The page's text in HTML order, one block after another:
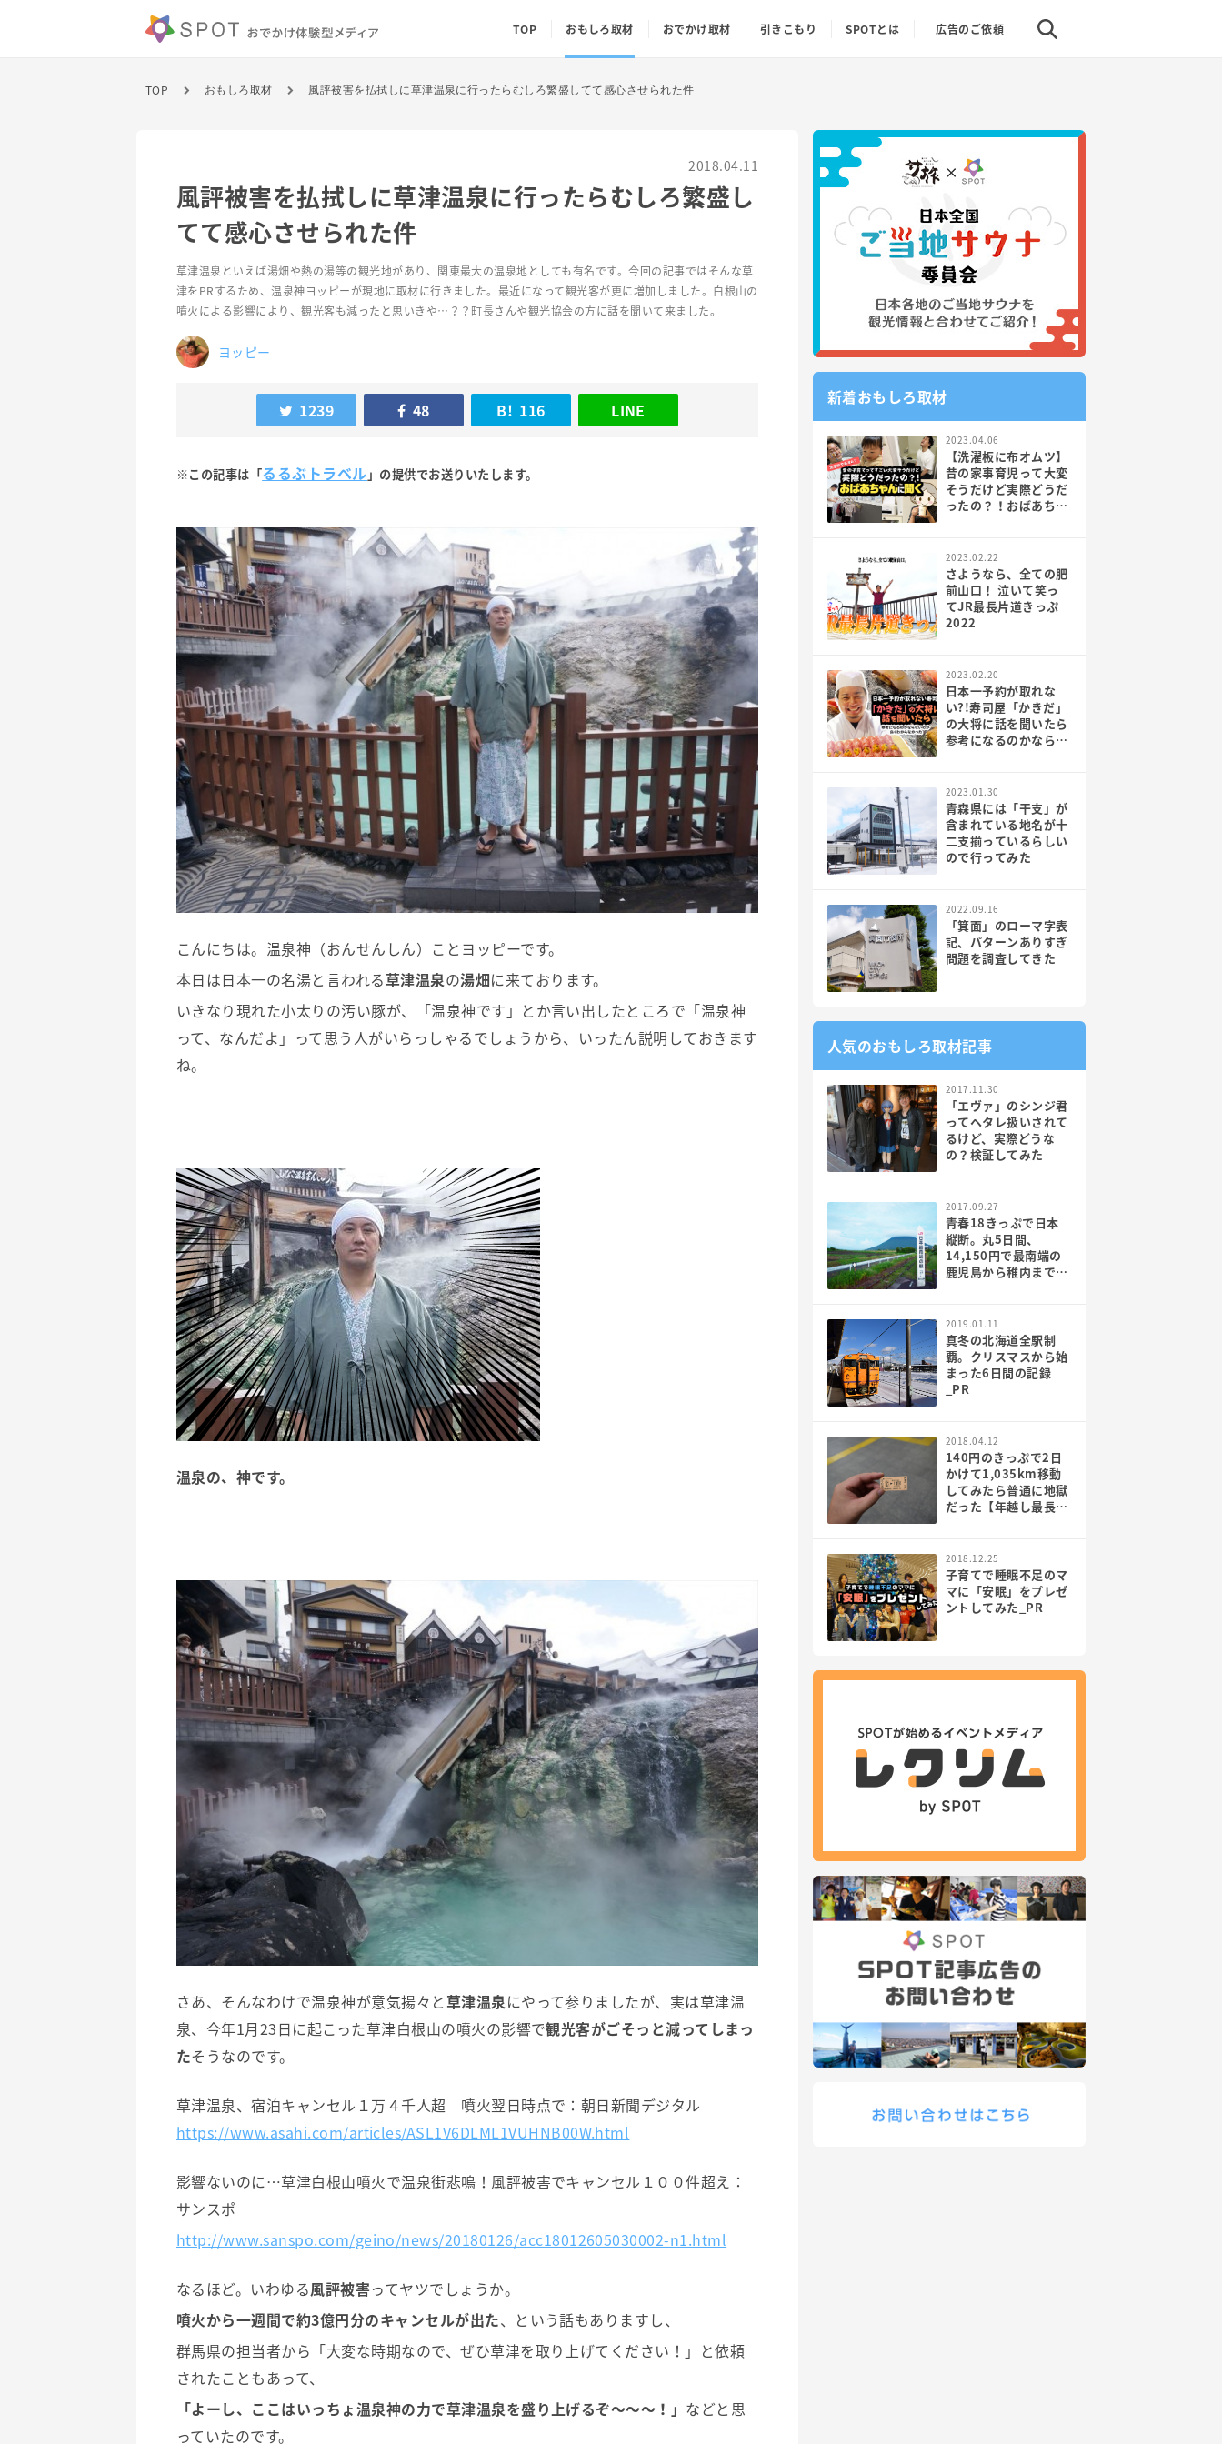
TOP おもしろ取材 おでかけ取材 引きこもり SPOTとは 広告のご依頼
TOP おもしろ取材 風評被害を払拭しに草津温泉に行ったらむしろ繁盛してて感心させられた件
2018.04.11
風評被害を払拭しに草津温泉に行ったらむしろ繁盛し
てて感心させられた件
草津温泉といえば湯畑や熱の湯等の観光地があり、関東最大の温泉地としても有名です。今回の記事ではそんな草
津をPRするため、温泉神ヨッピーが現地に取材に行きました。最近になって観光客が更に増加しました。白根山の
噴火による影響により、観光客も減ったと思いきや…？？町長さんや観光協会の方に話を聞いて来ました。
ヨッピー
1239 48 B! 116 LINE
※この記事は「るるぶトラベル 」の提供でお送りいたします。
こんにちは。温泉神（おんせんしん）ことヨッピーです。
本日は日本一の名湯と言われる草津温泉の湯畑に来ております。
いきなり現れた小太りの汚い豚が、「温泉神です」とか言い出したところで「温泉神
って、なんだよ」って思う人がいらっしゃるでしょうから、いったん説明しておきます
ね。
温泉の、神です。
さあ、そんなわけで温泉神が意気揚々と 草津温泉にやって参りましたが、実は草津温
泉、今年1月23日に起こった草津白根山の噴火の影響で観光客がごそっと減ってしまっ
たそうなのです。
草津温泉、宿泊キャンセル１万４千人超 噴火翌日時点で：朝日新聞デジタル
https://www.asahi.com/articles/ASL1V6DLML1VUHNB00W.html
影響ないのに…草津白根山噴火で温泉街悲鳴！風評被害でキャンセル１００件超え：
サンスポ
http://www.sanspo.com/geino/news/20180126/acc18012605030002-n1.html
なるほど。いわゆる風評被害ってヤツでしょうか。
噴火から一週間で約3億円分のキャンセルが出た、という話もありますし、
群馬県の担当者から「大変な時期なので、ぜひ草津を取り上げてください！」と依頼
されたこともあって、
「よーし、ここはいっちょ温泉神の力で草津温泉を盛り上げるぞ～～～！」 などと思
っていたのです。
新着おもしろ取材
2023.04.06
【洗濯板に布オムツ】
昔の家事育児って大変
そうだけど実際どうだ
ったの？！おばあちゃ
2023.02.22
さようなら、全ての肥
前山口！ 泣いて笑っ
てJR最長片道きっぷ
2022
2023.02.20
日本一予約が取れな
い?!寿司屋「かきだ」
の大将に話を聞いたら
参考になるのかならな
2023.01.30
青森県には「干支」が
含まれている地名が十
二支揃っているらしい
ので行ってみた
2022.09.16
「箕面」のローマ字表
記、パターンありすぎ
問題を調査してきた
人気のおもしろ取材記事
2017.11.30
「エヴァ」のシンジ君
ってヘタレ扱いされて
るけど、実際どうな
の？検証してみた
2017.09.27
青春18きっぷで日本
縦断。丸5日間、
14,150円で最南端の
鹿児島から稚内まで行
2019.01.11
真冬の北海道全駅制
覇。クリスマスから始
まった6日間の記録
_PR
2018.04.12
140円のきっぷで2日
かけて1,035km移動
してみたら普通に地獄
だった【年越し最長大
2018.12.25
子育てで睡眠不足のマ
マに「安眠」をプレゼ
ントしてみた_PR